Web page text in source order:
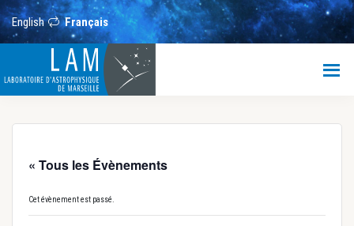
Passer
au
contenu
principal
Passer
à
la
Passer
au
pied
English Français
« Tous les Évènements
Cet évènement est passé.